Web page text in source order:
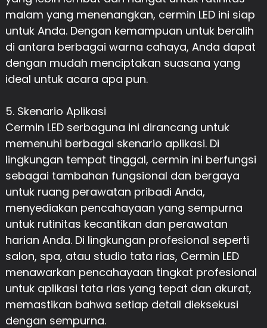
malam yang menenangkan, cermin LED ini siap
untuk Anda. Dengan kemampuan untuk beralih
di antara berbagai warna cahaya, Anda dapat
dengan mudah menciptakan suasana yang
ideal untuk acara apa pun.
5. Skenario Aplikasi
Cermin LED serbaguna ini dirancang untuk
memenuhi berbagai skenario aplikasi. Di
lingkungan tempat tinggal, cermin ini berfungsi
sebagai tambahan fungsional dan bergaya
untuk ruang perawatan pribadi Anda,
menyediakan pencahayaan yang sempurna
untuk rutinitas kecantikan dan perawatan
harian Anda. Di lingkungan profesional seperti
salon, spa, atau studio tata rias, Cermin LED
menawarkan pencahayaan tingkat profesional
untuk aplikasi tata rias yang tepat dan akurat,
memastikan bahwa setiap detail dieksekusi
dengan sempurna.